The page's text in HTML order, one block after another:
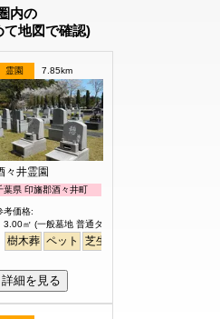
内の
地図で確認)
霊園 7.85km
々井霊園
葉県 印旛郡酒々井町
考価格:
3.00㎡ (一般墓地 普通タイプ) 25万円より
樹木葬 ペット 芝生
詳細を見る